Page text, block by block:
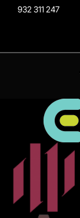
932 311 247